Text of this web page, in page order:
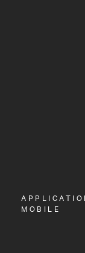
OUVRIR
LE
MOBILE